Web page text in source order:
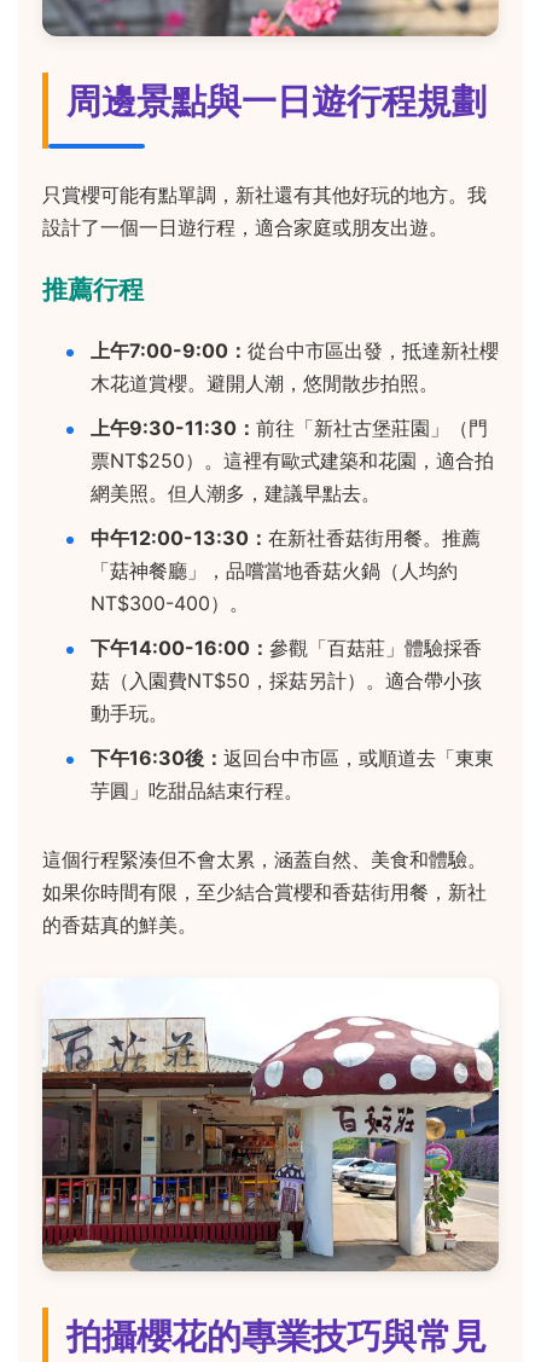
周邊景點與一日遊行程規劃
只賞櫻可能有點單調，新社還有其他好玩的地方。我
設計了一個一日遊行程，適合家庭或朋友出遊。
推薦行程
上午7:00-9:00： 從台中市區出發，抵達新社櫻
木花道賞櫻。避開人潮，悠閒散步拍照。
上午9:30-11:30： 前往「新社古堡莊園」（門
票NT$250）。這裡有歐式建築和花園，適合拍
網美照。但人潮多，建議早點去。
中午12:00-13:30： 在新社香菇街用餐。推薦
「菇神餐廳」，品嚐當地香菇火鍋（人均約
NT$300-400）。
下午14:00-16:00： 參觀「百菇莊」體驗採香
菇（入園費NT$50，採菇另計）。適合帶小孩
動手玩。
下午16:30後： 返回台中市區，或順道去「東東
芋圓」吃甜品結束行程。
這個行程緊湊但不會太累，涵蓋自然、美食和體驗。
如果你時間有限，至少結合賞櫻和香菇街用餐，新社
的香菇真的鮮美。
拍攝櫻花的專業技巧與常見